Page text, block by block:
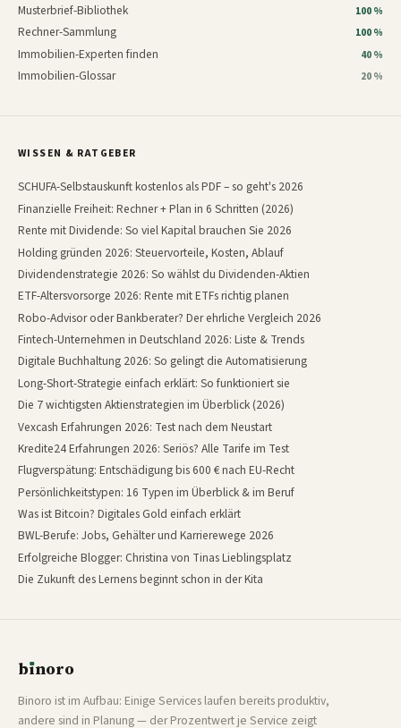
Musterbrief-Bibliothek 100 %
Rechner-Sammlung 100 %
Immobilien-Experten finden 40 %
Immobilien-Glossar 20 %
WISSEN & RATGEBER
SCHUFA-Selbstauskunft kostenlos als PDF – so geht's 2026
Finanzielle Freiheit: Rechner + Plan in 6 Schritten (2026)
Rente mit Dividende: So viel Kapital brauchen Sie 2026
Holding gründen 2026: Steuervorteile, Kosten, Ablauf
Dividendenstrategie 2026: So wählst du Dividenden-Aktien
ETF-Altersvorsorge 2026: Rente mit ETFs richtig planen
Robo-Advisor oder Bankberater? Der ehrliche Vergleich 2026
Fintech-Unternehmen in Deutschland 2026: Liste & Trends
Digitale Buchhaltung 2026: So gelingt die Automatisierung
Long-Short-Strategie einfach erklärt: So funktioniert sie
Die 7 wichtigsten Aktienstrategien im Überblick (2026)
Vexcash Erfahrungen 2026: Test nach dem Neustart
Kredite24 Erfahrungen 2026: Seriös? Alle Tarife im Test
Flugverspätung: Entschädigung bis 600 € nach EU-Recht
Persönlichkeitstypen: 16 Typen im Überblick & im Beruf
Was ist Bitcoin? Digitales Gold einfach erklärt
BWL-Berufe: Jobs, Gehälter und Karrierewege 2026
Erfolgreiche Blogger: Christina von Tinas Lieblingsplatz
Die Zukunft des Lernens beginnt schon in der Kita
bınoro
Binoro ist im Aufbau: Einige Services laufen bereits produktiv,
andere sind in Planung — der Prozentwert je Service zeigt